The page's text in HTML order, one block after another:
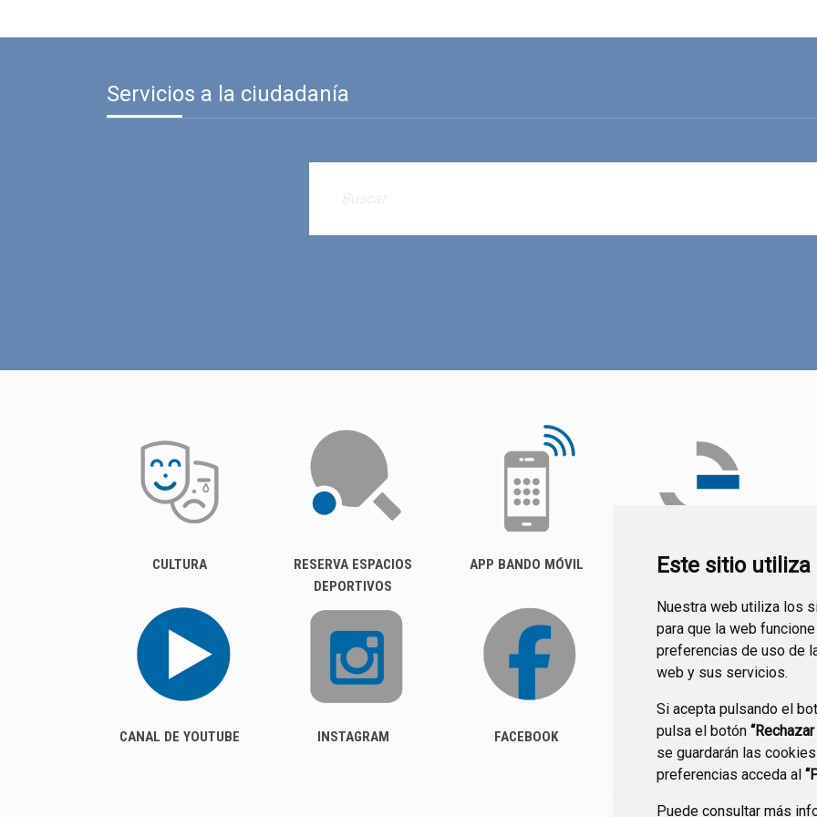
Este sitio
Nuestra web utiliza los
para que la web
preferencias de uso de
web y sus servicios.
Si acepta pulsando el
pulsa el botón
se guardarán las
preferencias acceda al
Puede consultar más
Servicios a la ciudadanía
CULTURA
RESERVA ESPACIOS
DEPORTIVOS
APP BANDO MÓVIL
FACTURA ELECTRÓNICA
CANAL DE YOUTUBE INSTAGRAM FACEBOOK